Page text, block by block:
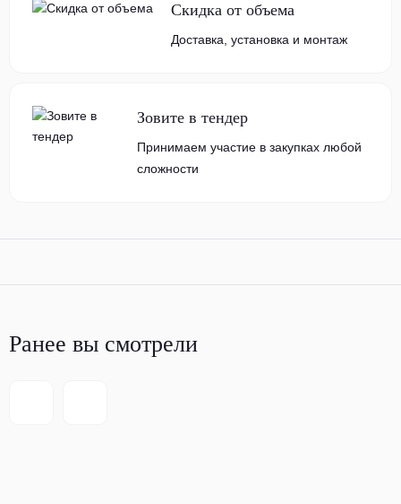
Скидка от объема
Доставка, установка и монтаж
Зовите в тендер
Принимаем участие в закупках любой
сложности
Ранее вы смотрели